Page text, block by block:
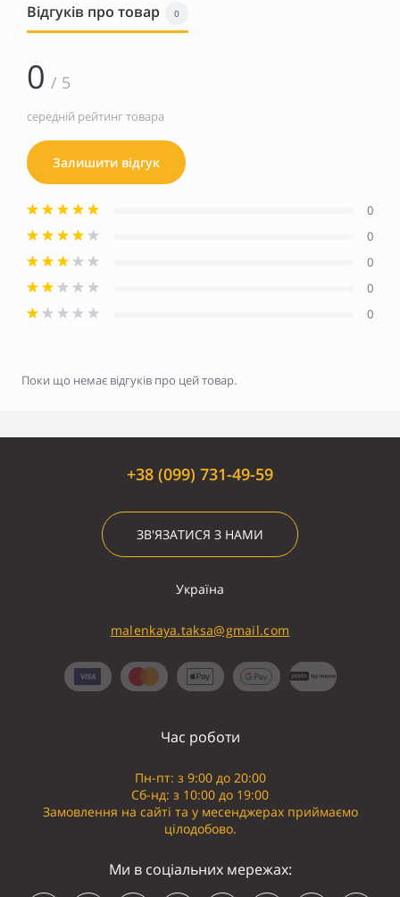
Відгуків про товар 0
0 / 5
середній рейтинг товара
Залишити відгук
0
0
0
0
0
Поки що немає відгуків про цей товар.
+38 (099) 731-49-59
ЗВ'ЯЗАТИСЯ З НАМИ
Україна
malenkaya.taksa@gmail.com
Час роботи
Пн-пт: з 9:00 до 20:00
Сб-нд: з 10:00 до 19:00
Замовлення на сайті та у месенджерах приймаємо
цілодобово.
Ми в соціальних мережах: